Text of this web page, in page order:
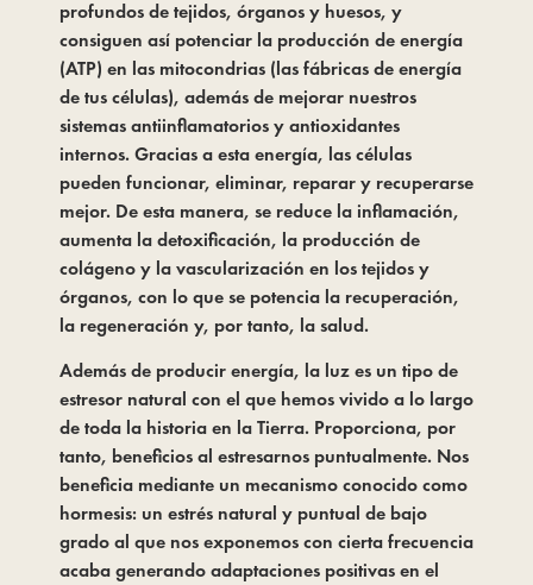
profundos de tejidos, órganos y huesos, y
consiguen así potenciar la producción de energía
(ATP) en las mitocondrias (las fábricas de energía
de tus células), además de mejorar nuestros
sistemas antiinflamatorios y antioxidantes
internos. Gracias a esta energía, las células
pueden funcionar, eliminar, reparar y recuperarse
mejor. De esta manera, se reduce la inflamación,
aumenta la detoxificación, la producción de
colágeno y la vascularización en los tejidos y
órganos, con lo que se potencia la recuperación,
la regeneración y, por tanto, la salud.
Además de producir energía, la luz es un tipo de
estresor natural con el que hemos vivido a lo largo
de toda la historia en la Tierra. Proporciona, por
tanto, beneficios al estresarnos puntualmente. Nos
beneficia mediante un mecanismo conocido como
hormesis: un estrés natural y puntual de bajo
grado al que nos exponemos con cierta frecuencia
acaba generando adaptaciones positivas en el